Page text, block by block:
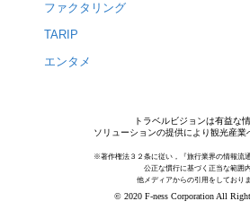
ファクタリング
TARIP
エンタメ
トラベルビジョンは有益な
ソリューションの提供により観光産業
※著作権法３２条に従い，『旅行業界の情報流
公正な慣行に基づく正当な範囲
他メディアからの引用をしておりま
© 2020 F-ness Corporation All